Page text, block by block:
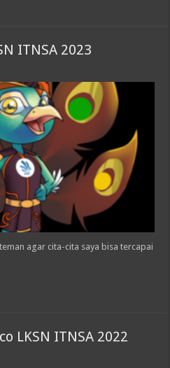
ITNSA 2023
agar cita-cita saya bisa tercapai
LKSN ITNSA 2022